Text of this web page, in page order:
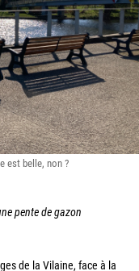
est belle, non ?
pente de gazon
de la Vilaine, face à la